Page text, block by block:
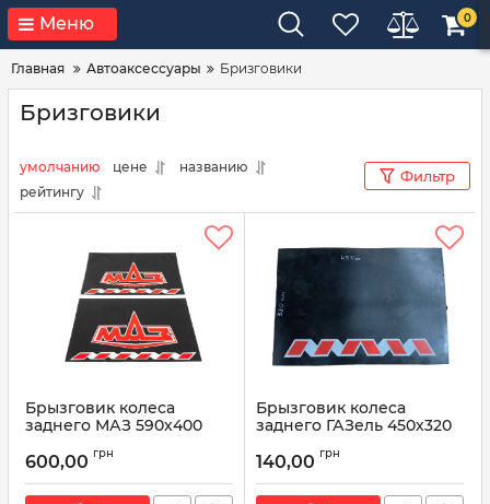
Меню 0
Главная Автоаксессуары Бризговики
Бризговики
умолчанию цене
названию
рейтингу
Фильтр
Брызговик колеса
заднего МАЗ 590х400
Артикул: 55991122
600,00 грн
Брызговик колеса
заднего ГАЗель 450х320
Артикул: 3302-8511188-10
140,00 грн